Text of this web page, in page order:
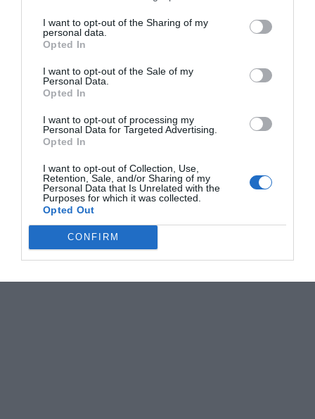
I want to opt-out of the Sharing of my
personal data.
Opted In
I want to opt-out of the Sale of my
Personal Data.
Opted In
I want to opt-out of processing my
Personal Data for Targeted Advertising.
Opted In
I want to opt-out of Collection, Use,
Retention, Sale, and/or Sharing of my
Personal Data that Is Unrelated with the
Purposes for which it was collected.
Opted Out
CONFIRM